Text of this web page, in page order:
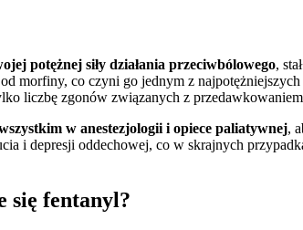
potężnej siły działania przeciwbólowego,
morfiny, co czyni go jednym z
liczbę zgonów związanych z
w anestezjologii i opiece paliatywnej,
i depresji oddechowej, co w skrajnych
fentanyl?